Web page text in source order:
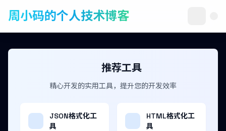
周小码的个人技术博客
推荐工具
精心开发的实用工具，提升您的开发效率
JSON格式化工
具
HTML格式化工
具